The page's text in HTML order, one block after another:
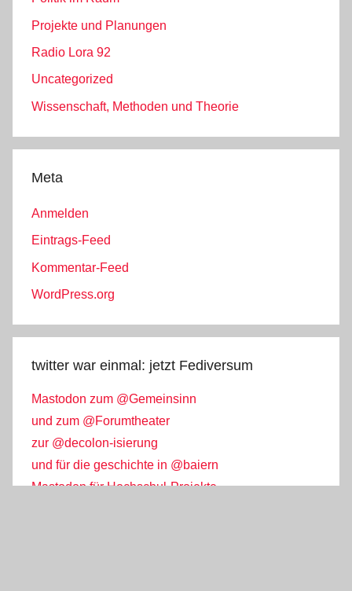
Projekte und Planungen
Radio Lora 92
Uncategorized
Wissenschaft, Methoden und Theorie
Meta
Anmelden
Eintrags-Feed
Kommentar-Feed
WordPress.org
twitter war einmal: jetzt Fediversum
Mastodon zum @Gemeinsinn
und zum @Forumtheater
zur @decolon-isierung
und für die geschichte in @baiern
Mastodon für Hochschul-Projekte